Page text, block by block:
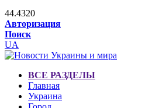
44.4320
Авторизация
Поиск
UA
ВСЕ РАЗДЕЛЫ
Главная
Украина